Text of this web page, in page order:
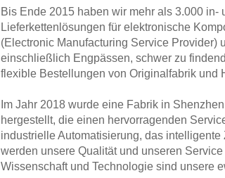
Bis Ende 2015 haben wir mehr als 3.000
Lieferkettenlösungen für elektronische
(Electronic Manufacturing Service Provider)
einschließlich Engpässen, schwer zu
flexible Bestellungen von Originalfabrik und
Im Jahr 2018 wurde eine Fabrik in
hergestellt, die einen hervorragenden
industrielle Automatisierung, das
werden unsere Qualität und unseren
Wissenschaft und Technologie sind unsere